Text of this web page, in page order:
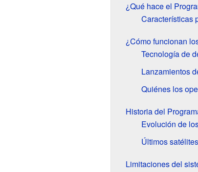
¿Qué hace el
Características
¿Cómo funcionan
Tecnología de
Lanzamientos
Quiénes los
Historia del
Evolución de
Últimos
Limitaciones del